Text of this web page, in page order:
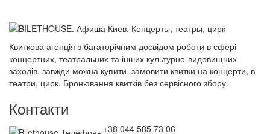
Квиткова агенція з багаторічним досвідом роботи в сфері
концертних, театральних та інших культурно-видовищних
заходів. завжди можна купити, замовити квитки на концерти, в
театри, цирк. Бронювання квитків без сервісного збору.
Контакти
+38 044 585 73 06